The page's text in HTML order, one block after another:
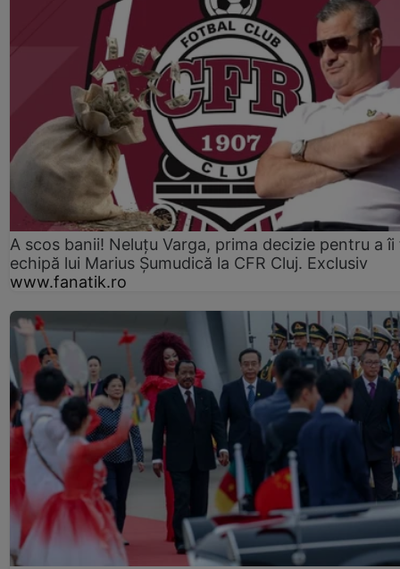
A scos banii! Neluțu Varga, prima decizie pentru a îi
echipă lui Marius Șumudică la CFR Cluj. Exclusiv
www.fanatik.ro